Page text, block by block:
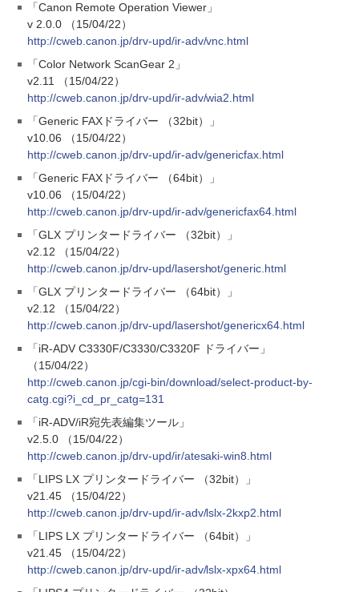
「Canon Remote Operation Viewer」
v 2.0.0 （15/04/22）
http://cweb.canon.jp/drv-upd/ir-adv/vnc.html
「Color Network ScanGear 2」
v2.11 （15/04/22）
http://cweb.canon.jp/drv-upd/ir-adv/wia2.html
「Generic FAXドライバー （32bit）」
v10.06 （15/04/22）
http://cweb.canon.jp/drv-upd/ir-adv/genericfax.html
「Generic FAXドライバー （64bit）」
v10.06 （15/04/22）
http://cweb.canon.jp/drv-upd/ir-adv/genericfax64.html
「GLX プリンタードライバー （32bit）」
v2.12 （15/04/22）
http://cweb.canon.jp/drv-upd/lasershot/generic.html
「GLX プリンタードライバー （64bit）」
v2.12 （15/04/22）
http://cweb.canon.jp/drv-upd/lasershot/genericx64.html
「iR-ADV C3330F/C3330/C3320F ドライバー」
（15/04/22）
http://cweb.canon.jp/cgi-bin/download/select-product-by-
catg.cgi?i_cd_pr_catg=131
「iR-ADV/iR宛先表編集ツール」
v2.5.0 （15/04/22）
http://cweb.canon.jp/drv-upd/ir/atesaki-win8.html
「LIPS LX プリンタードライバー （32bit）」
v21.45 （15/04/22）
http://cweb.canon.jp/drv-upd/ir-adv/lslx-2kxp2.html
「LIPS LX プリンタードライバー （64bit）」
v21.45 （15/04/22）
http://cweb.canon.jp/drv-upd/ir-adv/lslx-xpx64.html